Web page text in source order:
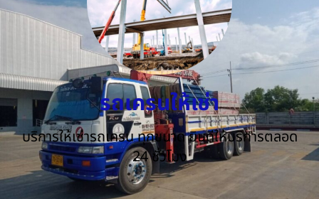
รถเครนให้เช่า
บริการให้เช่ารถเครน ทุกขนาด ยินดีให้บริการตลอด
24 ชั่วโมง